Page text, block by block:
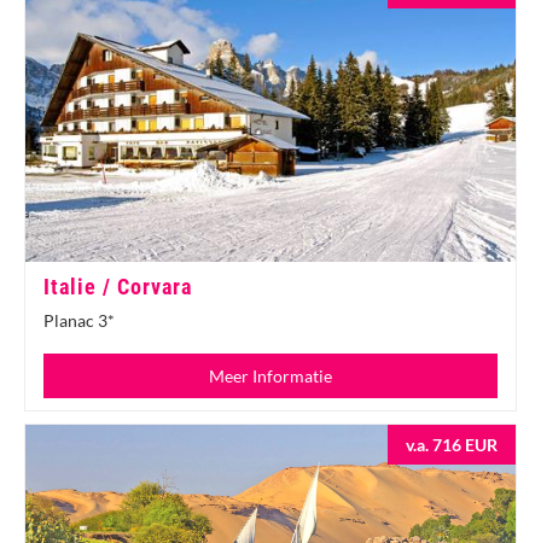
Italie / Corvara
Planac 3*
Meer Informatie
v.a. 716 EUR